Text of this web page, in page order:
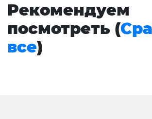
Рекомендуем
посмотреть (
все)